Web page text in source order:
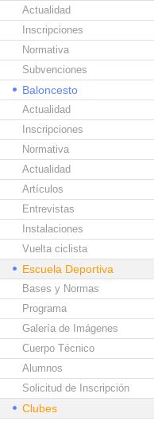
Actualidad
Inscripciones
Normativa
Subvenciones
Baloncesto
Actualidad
Inscripciones
Normativa
Actualidad
Artículos
Entrevistas
Instalaciones
Vuelta ciclista
Escuela Deportiva
Bases y Normas
Programa
Galería de Imágenes
Cuerpo Técnico
Alumnos
Solicitud de Inscripción
Clubes